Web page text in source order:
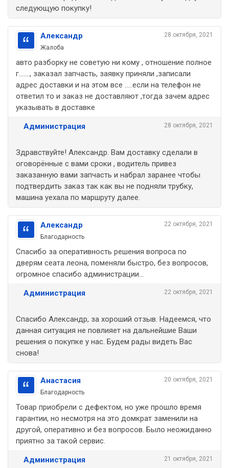
следующую покупку!
28 октября, 2021
Александр
Жалоба
авто разборку не советую ни кому , отношение полное
г......., заказал запчасть, заявку приняли ,записали
адрес доставки и на этом все .....если на телефон не
ответил то и заказ не доставляют ,тогда зачем адрес
указывать в доставке
28 октября, 2021
Администрация
Здравствуйте! Александр. Вам доставку сделали в
оговорённые с вами сроки , водитель привез
заказанную вами запчасть и набрал заранее чтобы
подтвердить заказ так как вы не подняли трубку,
машина уехала по маршруту далее.
22 октября, 2021
Александр
Благодарность
Спасибо за оперативность решения вопроса по
дверям сеата леона, поменяли быстро, без вопросов,
огромное спасибо администрации...
22 октября, 2021
Администрация
Спасибо Александр, за хороший отзыв. Надеемся, что
данная ситуация не повлияет на дальнейшие Ваши
решения о покупке у нас. Будем рады видеть Вас
снова!
20 октября, 2021
Анастасия
Благодарность
Товар приобрели с дефектом, но уже прошло время
гарантии, но несмотря на это домкрат заменили на
другой, оперативно и без вопросов. Было неожиданно
приятно за такой сервис.
21 октября, 2021
Администрация